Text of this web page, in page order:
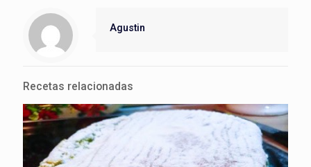
Agustin
Recetas relacionadas